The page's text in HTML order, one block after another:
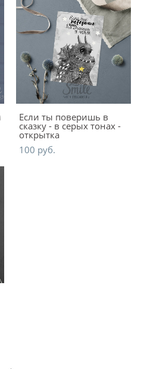
Если ты поверишь в
сказку - в серых тонах -
открытка
100 pуб.